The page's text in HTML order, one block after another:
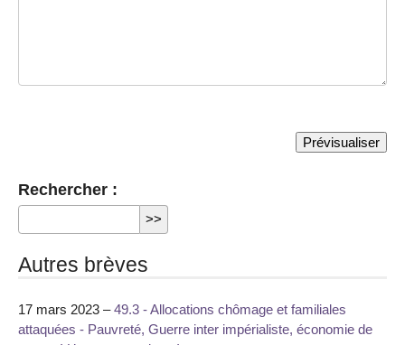
Rechercher :
Autres brèves
17 mars 2023 –49.3 - Allocations chômage et familiales
attaquées - Pauvreté, Guerre inter impérialiste, économie de